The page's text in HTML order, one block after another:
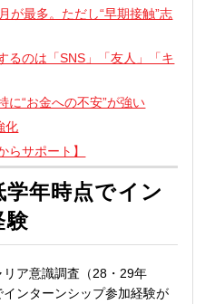
が最多。ただし“早期接触”志
るのは「SNS」「友人」「キ
に“お金への不安”が強い
化
らサポート】
年時点でイン
験
ア意識調査（28・29年
ンターンシップ参加経験が